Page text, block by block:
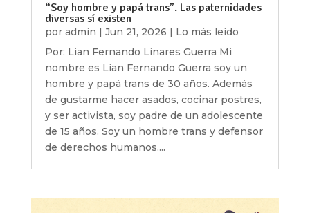
“Soy hombre y papá trans”. Las paternidades
diversas sí existen
por admin | Jun 21, 2026 | Lo más leído
Por: Lian Fernando Linares Guerra Mi
nombre es Lían Fernando Guerra soy un
hombre y papá trans de 30 años. Además
de gustarme hacer asados, cocinar postres,
y ser activista, soy padre de un adolescente
de 15 años. Soy un hombre trans y defensor
de derechos humanos....